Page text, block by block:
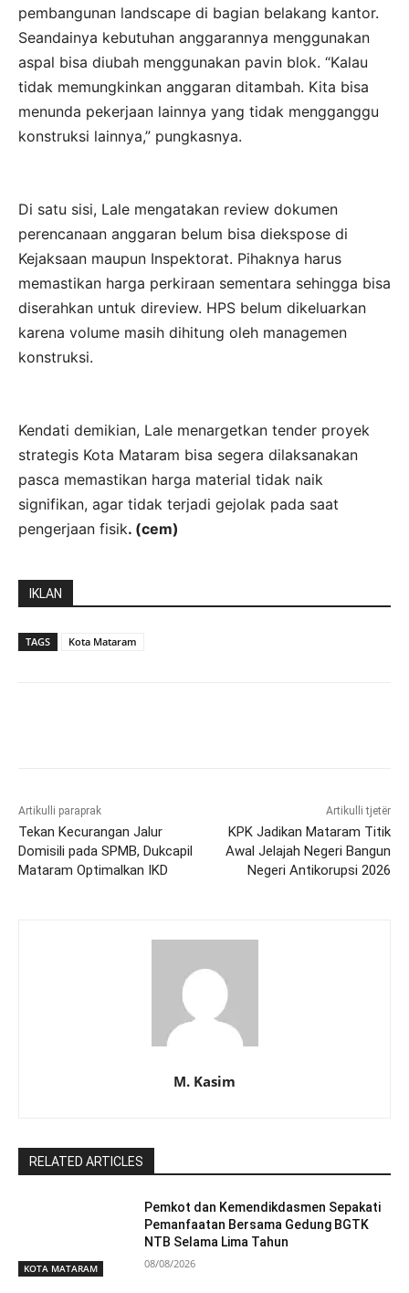
pembangunan landscape di bagian belakang kantor.
Seandainya kebutuhan anggarannya menggunakan
aspal bisa diubah menggunakan pavin blok. “Kalau
tidak memungkinkan anggaran ditambah. Kita bisa
menunda pekerjaan lainnya yang tidak mengganggu
konstruksi lainnya,” pungkasnya.
Di satu sisi, Lale mengatakan review dokumen
perencanaan anggaran belum bisa diekspose di
Kejaksaan maupun Inspektorat. Pihaknya harus
memastikan harga perkiraan sementara sehingga bisa
diserahkan untuk direview. HPS belum dikeluarkan
karena volume masih dihitung oleh managemen
konstruksi.
Kendati demikian, Lale menargetkan tender proyek
strategis Kota Mataram bisa segera dilaksanakan
pasca memastikan harga material tidak naik
signifikan, agar tidak terjadi gejolak pada saat
pengerjaan fisik. (cem)
IKLAN
TAGS Kota Mataram
Artikulli paraprak
Tekan Kecurangan Jalur
Domisili pada SPMB, Dukcapil
Mataram Optimalkan IKD
Artikulli tjetër
KPK Jadikan Mataram Titik
Awal Jelajah Negeri Bangun
Negeri Antikorupsi 2026
M. Kasim
RELATED ARTICLES
KOTA MATARAM
Pemkot dan Kemendikdasmen Sepakati
Pemanfaatan Bersama Gedung BGTK
NTB Selama Lima Tahun
08/08/2026